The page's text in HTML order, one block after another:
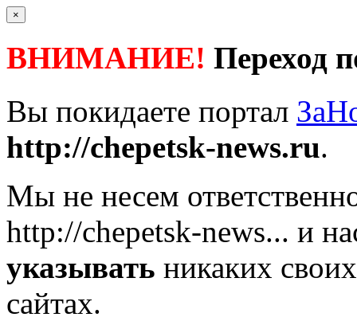
×
ВНИМАНИЕ! Переход
Вы покидаете портал
http://chepetsk-news.ru.
Мы не несем
http://chepetsk-news... и
указывать никаких
сайтах.